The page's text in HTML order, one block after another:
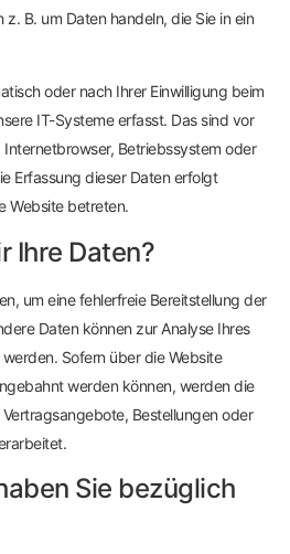
B. um Daten handeln, die Sie in ein
oder nach Ihrer Einwilligung beim
IT-Systeme erfasst. Das sind vor
Betriebssystem oder
Erfassung dieser Daten erfolgt
Website betreten.
Ihre Daten?
um eine fehlerfreie Bereitstellung der
Daten können zur Analyse Ihres
Sofern über die Website
werden können, werden die
Bestellungen oder
Sie bezüglich